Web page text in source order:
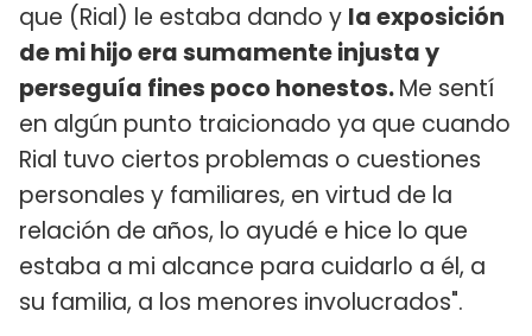
que (Rial) le estaba dando y la exposición
de mi hijo era sumamente injusta y
perseguía fines poco honestos.Me sentí
en algún punto traicionado ya que cuando
Rial tuvo ciertos problemas o cuestiones
personales y familiares, en virtud de la
relación de años, lo ayudé e hice lo que
estaba a mi alcance para cuidarlo a él, a
su familia, a los menores involucrados".